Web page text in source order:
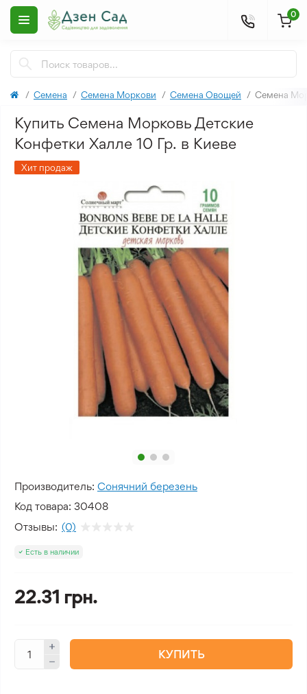
0
Семена Семена Моркови Семена Овощей Семена
Купить Семена Морковь Детские
Конфетки Халле 10 Гр. в Киеве
Хит продаж
Производитель: Сонячний березень
Код товара: 30408
Отзывы: (0)
Есть в наличии
22.31 грн.
КУПИТЬ